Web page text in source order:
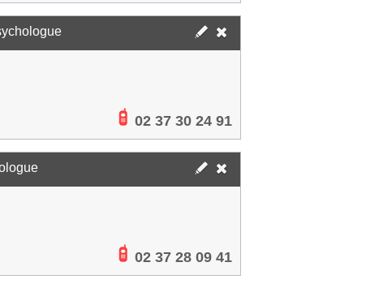
02 37 30 24 91
02 37 28 09 41